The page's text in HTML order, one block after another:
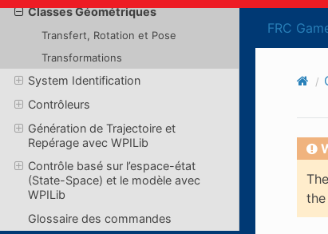
FRC
Classes Géométriques
Transfert, Rotation et Pose
Transformations
System Identification
Contrôleurs
Génération de Trajectoire et
Repérage avec WPILib
Contrôle basé sur l’espace-état
(State-Space) et le modèle avec
WPILib
Glossaire des commandes